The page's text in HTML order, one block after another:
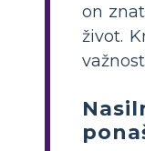
on
život.